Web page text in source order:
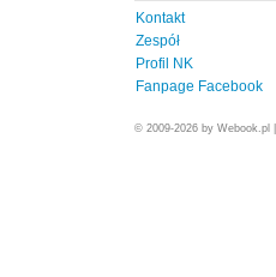
Kontakt
Zespół
Profil NK
Fanpage Facebook
© 2009-2026 by Webook.pl